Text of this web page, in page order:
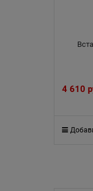
4 610